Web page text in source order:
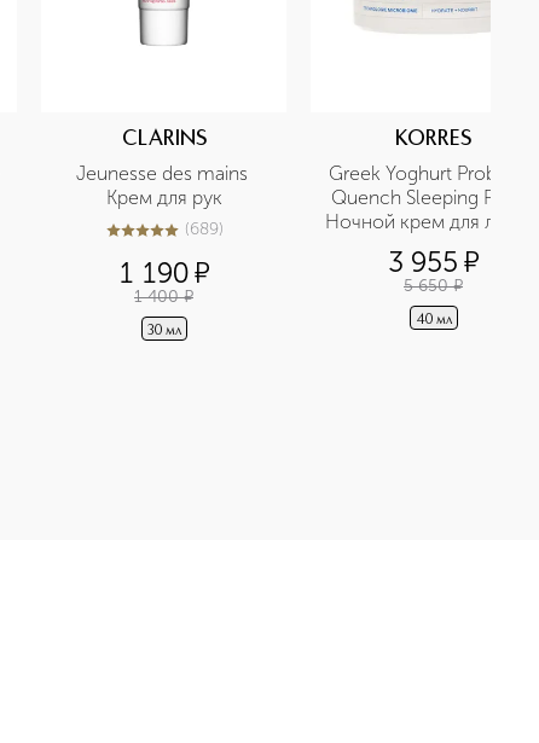
CLARINS
Jeunesse des mains
Крем для рук
5из 5689 (689)
1 190¤
1 400 ¤
30 мл
KORRES
Greek Yoghurt Probiotic
Quench Sleeping Facial
Ночной крем для лица
пробиотиками и
йогуртом
3 955 ¤
5 650 ¤
40 мл